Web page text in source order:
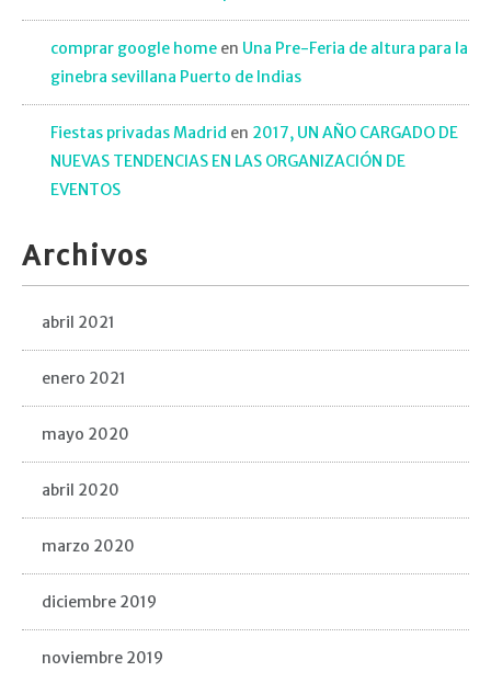
comprar google home en Una Pre-Feria de altura para la
ginebra sevillana Puerto de Indias
Fiestas privadas Madrid en 2017, UN AÑO CARGADO DE
NUEVAS TENDENCIAS EN LAS ORGANIZACIÓN DE
EVENTOS
Archivos
abril 2021
enero 2021
mayo 2020
abril 2020
marzo 2020
diciembre 2019
noviembre 2019